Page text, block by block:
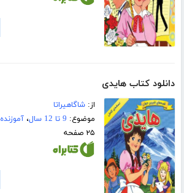
دانلود کتاب هایدی
از:شاگاهیراتا
موضوع: 9 تا 12 سال ،آموزنده
۲۵ صفحه